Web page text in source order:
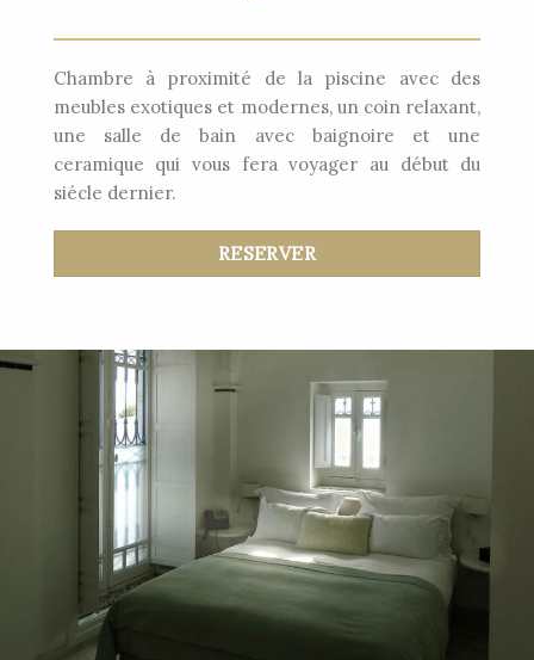
Chambre à proximité de la piscine avec des
meubles exotiques et modernes, un coin relaxant,
une salle de bain avec baignoire et une
ceramique qui vous fera voyager au début du
siécle dernier.
RESERVER